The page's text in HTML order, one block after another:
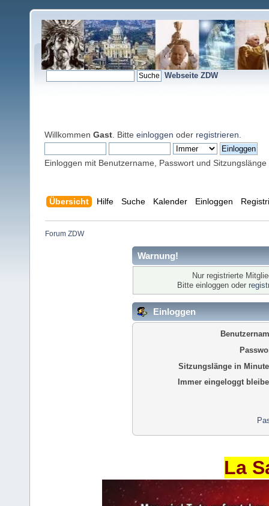
Webseite ZDW
Willkommen Gast . Bitte einloggen oder registrieren
Einloggen mit Benutzername, Passwort und Sitzungslänge
Übersicht Hilfe Suche Kalender Einloggen
Forum ZDW
Warnung!
Nur registrierte
Bitte einloggen oder
Einloggen
Sitzungslänge in
Immer eingeloggt
La